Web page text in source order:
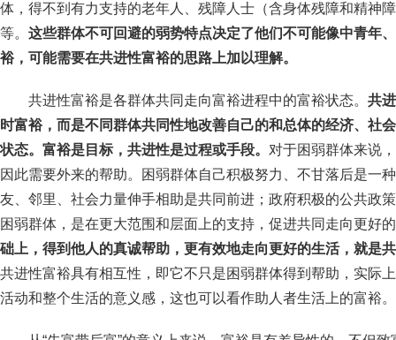
体，得不到有力支持的老年人、残障人士（含身体残障和精神
等。 这些群体不可回避的弱势特点决定了他们不可能像中青年
裕，可能需要在共进性富裕的思路上加以理解。
共进性富裕是各群体共同走向富裕进程中的富裕状态。 共
时富裕，而是不同群体共同性地改善自己的和总体的经济、社
状态。富裕是目标，共进性是过程或手段。 对于困弱群体来说
因此需要外来的帮助。困弱群体自己积极努力、不甘落后是一
友、邻里、社会力量伸手相助是共同前进；政府积极的公共政
困弱群体，是在更大范围和层面上的支持，促进共同走向更好
础上，得到他人的真诚帮助，更有效地走向更好的生活，就是
共进性富裕具有相互性，即它不只是困弱群体得到帮助，实际
活动和整个生活的意义感，这也可以看作助人者生活上的富裕。